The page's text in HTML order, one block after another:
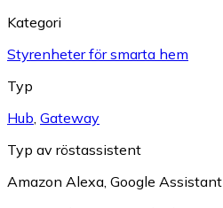
Kategori
Styrenheter för smarta hem
Typ
Hub, Gateway
Typ av röstassistent
Amazon Alexa, Google Assistant